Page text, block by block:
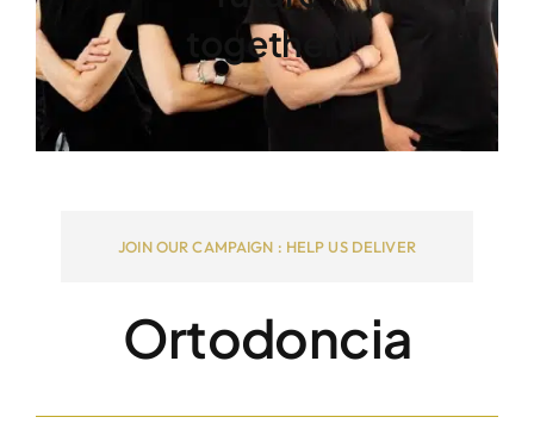
together!
JOIN OUR CAMPAIGN : HELP US DELIVER
Ortodoncia